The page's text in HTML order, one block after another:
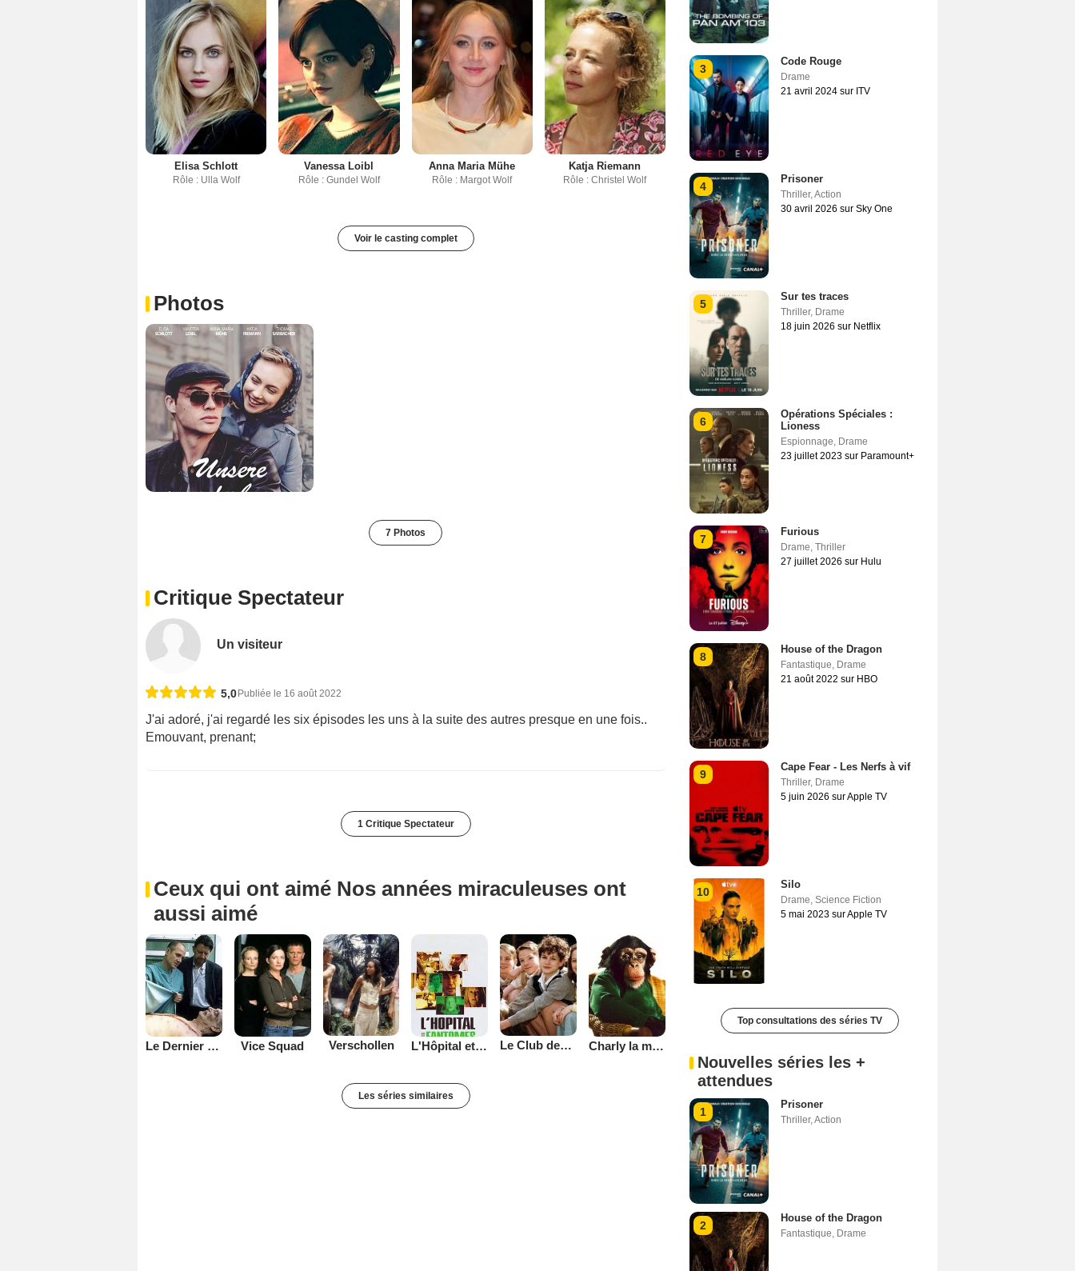
Elisa Schlott
Rôle : Ulla Wolf
Vanessa Loibl
Rôle : Gundel Wolf
Anna Maria Mühe
Rôle : Margot Wolf
Katja Riemann
Rôle : Christel Wolf
Voir le casting complet
Photos
7 Photos
Critique Spectateur
Un visiteur
5,0Publiée le 16 août 2022
J'ai adoré, j'ai regardé les six épisodes les uns à la suite des autres presque en une fois..
Emouvant, prenant;
1 Critique Spectateur
Ceux qui ont aimé Nos années miraculeuses ont
aussi aimé
Le Dernier témoin Vice Squad Verschollen L'Hôpital et Ses Fantômes Le Club des cinq (1996) Charly la malice
Les séries similaires
3
Code Rouge
Drame
21 avril 2024 sur ITV
4
Prisoner
Thriller,Action
30 avril 2026 sur Sky One
5
Sur tes traces
Thriller, Drame
18 juin 2026 sur Netflix
6
Opérations Spéciales :
Lioness
Espionnage, Drame
23 juillet 2023 sur Paramount+
7
Furious
Drame, Thriller
27 juillet 2026 sur Hulu
8
House of the Dragon
Fantastique, Drame
21 août 2022 sur HBO
9
Cape Fear - Les Nerfs à vif
Thriller, Drame
5 juin 2026 sur Apple TV
10
Silo
Drame, Science Fiction
5 mai 2023 sur Apple TV
Top consultations des séries TV
Nouvelles séries les +
attendues
1
Prisoner
Thriller,Action
2
House of the Dragon
Fantastique, Drame